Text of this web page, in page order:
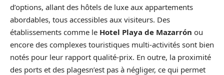
d’options, allant des hôtels de luxe aux appartements
abordables, tous accessibles aux visiteurs. Des
établissements comme le Hotel Playa de Mazarrón ou
encore des complexes touristiques multi-activités sont bien
notés pour leur rapport qualité-prix. En outre, la proximité
des ports et des plagesn’est pas à négliger, ce qui permet